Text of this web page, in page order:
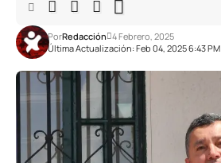
Última Actualización: Feb 04, 2025 6:43 PM
PorRedacción 4 Febrero, 2025